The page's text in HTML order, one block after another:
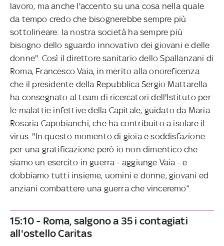
lavoro, ma anche l'accento su una cosa nella quale
da tempo credo che bisognerebbe sempre più
sottolineare: la nostra società ha sempre più
bisogno dello sguardo innovativo dei giovani e delle
donne". Così il direttore sanitario dello Spallanzani di
Roma, Francesco Vaia, in merito alla onoreficenza
che il presidente della Repubblica Sergio Mattarella
ha consegnato al team di ricercatori dell'Istituto per
le malattie infettive della Capitale, guidato da Maria
Rosaria Capobianchi, che ha contribuito a isolare il
virus. "In questo momento di gioia e soddisfazione
per una gratificazione però io non dimentico che
siamo un esercito in guerra - aggiunge Vaia - e
dobbiamo tutti insieme, uomini e donne, giovani ed
anziani combattere una guerra che vinceremo”.
15:10 - Roma, salgono a 35 i contagiati
all'ostello Caritas